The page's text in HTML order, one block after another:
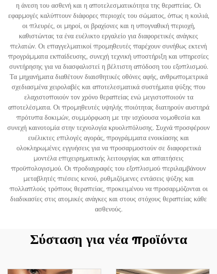
η άνεση του ασθενή και η αποτελεσματικότητα της θεραπείας. Οι
εφαρμογές καλύπτουν διάφορες περιοχές του σώματος, όπως η κοιλιά,
οι πλευρές, οι μηροί, οι βραχίονες και η υπογναθική περιοχή,
καθιστώντας τα ένα ευέλικτο εργαλείο για διαφορετικές ανάγκες
πελατών. Οι επαγγελματικοί προμηθευτές παρέχουν συνήθως εκτενή
προγράμματα εκπαίδευσης, συνεχή τεχνική υποστήριξη και υπηρεσίες
συντήρησης για να διασφαλιστεί η βέλτιστη απόδοση του εξοπλισμού.
Τα μηχανήματα διαθέτουν διαισθητικές οθόνες αφής, ανθρωπομετρικά
σχεδιασμένα χειρολαβές και αποτελεσματικά συστήματα ψύξης που
ελαχιστοποιούν τον χρόνο θεραπείας ενώ μεγιστοποιούν τα
αποτελέσματα. Οι προμηθευτές υψηλής ποιότητας διατηρούν αυστηρά
πρότυπα δοκιμών, συμμόρφωση με την ισχύουσα νομοθεσία και
συνεχή καινοτομία στην τεχνολογία κρυολιπόλυσης. Συχνά προσφέρουν
ευέλικτες επιλογές αγοράς, προγράμματα ενοικίασης και
ολοκληρωμένες εγγυήσεις για να προσαρμοστούν σε διαφορετικά
μοντέλα επιχειρηματικής λειτουργίας και απαιτήσεις
προϋπολογισμού. Οι προδιαγραφές του εξοπλισμού περιλαμβάνουν
μεταβλητές πιέσεις κενού, ρυθμιζόμενες εντάσεις ψύξης και
πολλαπλούς τρόπους θεραπείας, προκειμένου να προσαρμόζονται οι
διαδικασίες στις ατομικές ανάγκες και στους στόχους θεραπείας κάθε
ασθενούς.
Σύσταση για νέα προϊόντα